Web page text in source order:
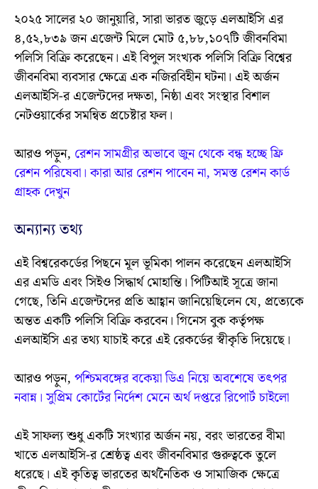
২০২৫ সালের ২০ জানুয়ারি, সারা ভারত জুড়ে এলআইসি এর
৪,৫২,৮৩৯ জন এজেন্ট মিলে মোট ৫,৮৮,১০৭টি জীবনবিমা
পলিসি বিক্রি করেছেন। এই বিপুল সংখ্যক পলিসি বিক্রি বিশ্বের
জীবনবিমা ব্যবসার ক্ষেত্রে এক নজিরবিহীন ঘটনা। এই অর্জন
এলআইসি-র এজেন্টদের দক্ষতা, নিষ্ঠা এবং সংস্থার বিশাল
নেটওয়ার্কের সমন্বিত প্রচেষ্টার ফল।
আরও পড়ুন, রেশন সামগ্রীর অভাবে জুন থেকে বন্ধ হচ্ছে ফ্রি
রেশন পরিষেবা। কারা আর রেশন পাবেন না, সমস্ত রেশন কার্ড
গ্রাহক দেখুন
অন্যান্য তথ্য
এই বিশ্বরেকর্ডের পিছনে মূল ভূমিকা পালন করেছেন এলআইসি
এর এমডি এবং সিইও সিদ্ধার্থ মোহান্তি। পিটিআই সূত্রে জানা
গেছে, তিনি এজেন্টদের প্রতি আহ্বান জানিয়েছিলেন যে, প্রত্যেকে
অন্তত একটি পলিসি বিক্রি করবেন। গিনেস বুক কর্তৃপক্ষ
এলআইসি এর তথ্য যাচাই করে এই রেকর্ডের স্বীকৃতি দিয়েছে।
আরও পড়ুন, পশ্চিমবঙ্গের বকেয়া ডিএ নিয়ে অবশেষে তৎপর
নবান্ন। সুপ্রিম কোর্টের নির্দেশ মেনে অর্থ দপ্তরে রিপোর্ট চাইলো
এই সাফল্য শুধু একটি সংখ্যার অর্জন নয়, বরং ভারতের বীমা
খাতে এলআইসি-র শ্রেষ্ঠত্ব এবং জীবনবিমার গুরুত্বকে তুলে
ধরেছে। এই কৃতিত্ব ভারতের অর্থনৈতিক ও সামাজিক ক্ষেত্রে